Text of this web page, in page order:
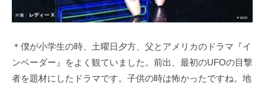
＊僕が小学生の時、土曜日夕方、父とアメリカのドラマ『イ
ンベーダー』をよく観ていました。前出、最初のUFOの目撃
者を題材にしたドラマです。子供の時は怖かったですね。地